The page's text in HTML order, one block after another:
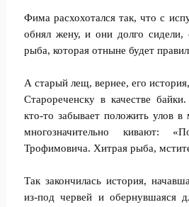
Фима расхохотался так, что с
обнял жену, и они долго сидели,
рыба, которая отныне будет
А старый лещ, вернее, его
Старореченску в качестве
кто-то забывает положить улов в
многозначительно кивают:
Трофимовича. Хитрая рыба,
Так закончилась история,
из-под червей и обернувшаяся